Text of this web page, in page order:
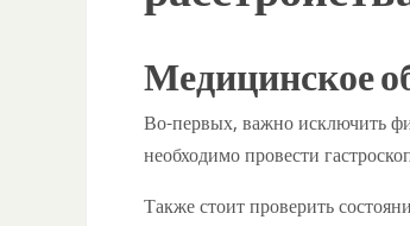
Медицинское
Во-первых, важно исключить
необходимо провести
Также стоит проверить